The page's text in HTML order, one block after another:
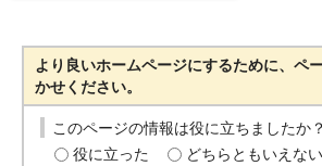
より良いホームページにするために、ペ
かせください。
このページの情報は役に立ちましたか？
役に立った
どちらともいえない